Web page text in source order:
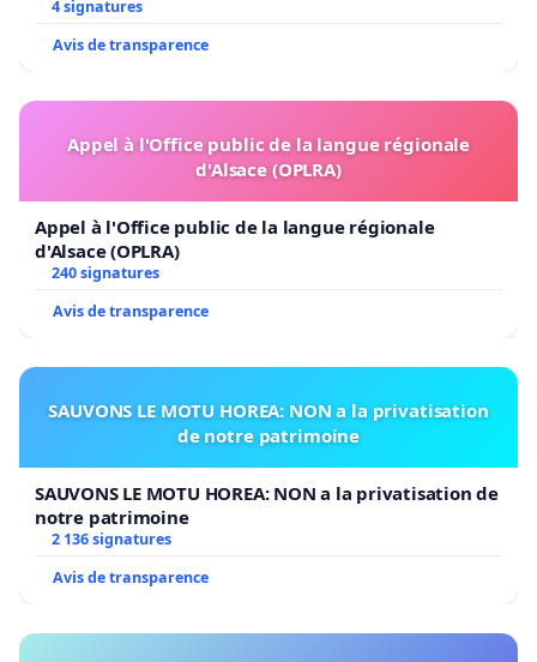
lors de l’enquête publique.
Bien respectueusement.
4 signatures
Avis de transparence
Appel à l'Office public de la langue régionale
d'Alsace (OPLRA)
Appel à l'Office public de la langue régionale
d'Alsace (OPLRA)
240 signatures
Avis de transparence
SAUVONS LE MOTU HOREA: NON a la privatisation
de notre patrimoine
SAUVONS LE MOTU HOREA: NON a la privatisation de
notre patrimoine
2 136 signatures
Avis de transparence